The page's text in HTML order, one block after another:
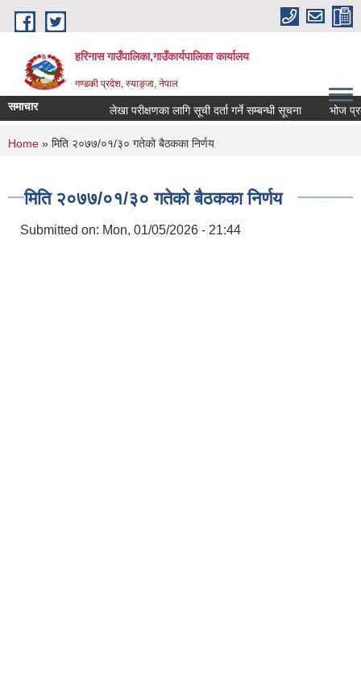
Skip to main content
हरिनास गाउँपालिका,गाउँकार्यपालिका कार्यालय
गण्डकी प्रदेश, स्याङ्जा, नेपाल
समाचार लेखा परीक्षणका लागि सूची दर्ता गर्ने सम्बन्धी सूचना भोज
You are here
Home » मिति २०७७/०१/३० गतेको बैठकका निर्णय
मिति २०७७/०१/३० गतेको बैठकका निर्णय
Submitted on: Mon, 01/05/2026 - 21:44